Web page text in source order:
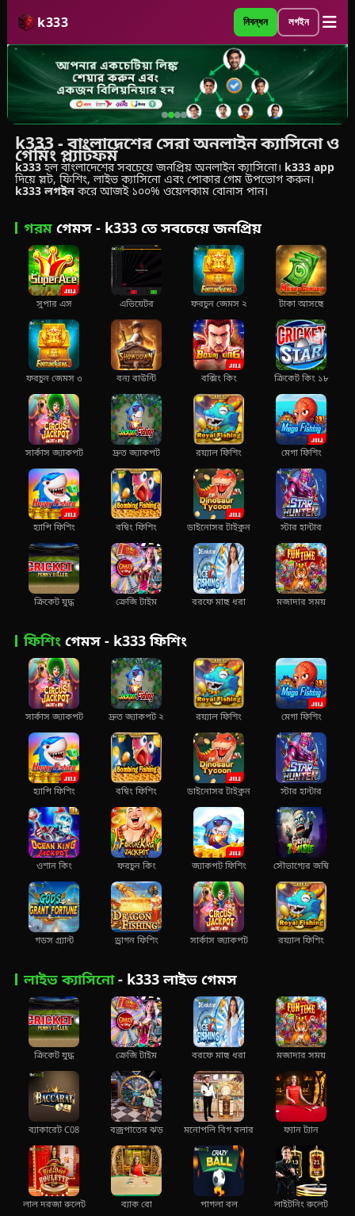
k333 নিবন্ধন লগইন
k333 - বাংলাদেশের সেরা অনলাইন ক্যাসিনো ও
গেমিং প্ল্যাটফর্ম
k333হল বাংলাদেশের সবচেয়ে জনপ্রিয় অনলাইন ক্যাসিনো। k333 app
দিয়ে স্লট, ফিশিং, লাইভ ক্যাসিনো এবং পোকার গেম উপভোগ করুন।
k333 লগইনকরে আজই ১০০% ওয়েলকাম বোনাস পান।
গরম গেমস - k333 তে সবচেয়ে জনপ্রিয়
সুপার এস এভিয়েটর ফরচুন জেমস ২ টাকা আসছে
ফরচুন জেমস ৩ বন্য বাউন্টি বক্সিং কিং ক্রিকেট কিং ১৮
সার্কাস জ্যাকপট দ্রুত জ্যাকপট রয়্যাল ফিশিং মেগা ফিশিং
হ্যাপি ফিশিং বম্বিং ফিশিং ডাইনোসর টাইকুন স্টার হান্টার
ক্রিকেট যুদ্ধ ক্রেজি টাইম বরফে মাছ ধরা মজাদার সময়
ফিশিং গেমস - k333 ফিশিং
সার্কাস জ্যাকপট দ্রুত জ্যাকপট ২ রয়্যাল ফিশিং মেগা ফিশিং
হ্যাপি ফিশিং বম্বিং ফিশিং ডাইনোসর টাইকুন স্টার হান্টার
ওশান কিং ফরচুন কিং জ্যাকপট ফিশিং সৌভাগ্যের জম্বি
গডস গ্র্যান্ট ড্রাগন ফিশিং সার্কাস জ্যাকপট রয়্যাল ফিশিং
লাইভ ক্যাসিনো- k333 লাইভ গেমস
ক্রিকেট যুদ্ধ ক্রেজি টাইম বরফে মাছ ধরা মজাদার সময়
ব্যাকারেট C08 বজ্রপাতের ঝড় মনোপলি বিগ বলার ফ্যান ট্যান
লাল দরজা রুলেট ব্যাক বো পাগলা বল লাইটনিং রুলেট